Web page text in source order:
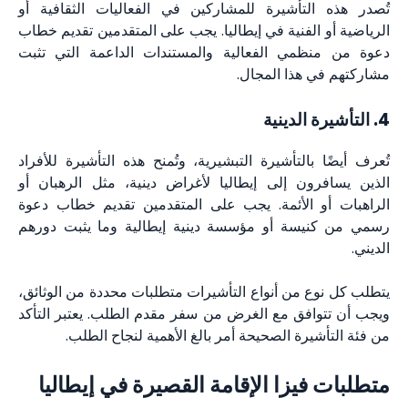
تُصدر هذه التأشيرة للمشاركين في الفعاليات الثقافية أو
الرياضية أو الفنية في إيطاليا. يجب على المتقدمين تقديم خطاب
دعوة من منظمي الفعالية والمستندات الداعمة التي تثبت
مشاركتهم في هذا المجال.
4. التأشيرة الدينية
تُعرف أيضًا بالتأشيرة التبشيرية، وتُمنح هذه التأشيرة للأفراد
الذين يسافرون إلى إيطاليا لأغراض دينية، مثل الرهبان أو
الراهبات أو الأئمة. يجب على المتقدمين تقديم خطاب دعوة
رسمي من كنيسة أو مؤسسة دينية إيطالية وما يثبت دورهم
الديني.
يتطلب كل نوع من أنواع التأشيرات متطلبات محددة من الوثائق،
ويجب أن تتوافق مع الغرض من سفر مقدم الطلب. يعتبر التأكد
من فئة التأشيرة الصحيحة أمر بالغ الأهمية لنجاح الطلب.
متطلبات فيزا الإقامة القصيرة في إيطاليا